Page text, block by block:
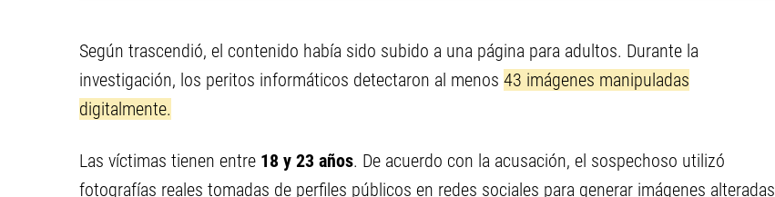
Según trascendió, el contenido había sido subido a una página para adultos. Durante la
investigación, los peritos informáticos detectaron al menos 43 imágenes manipuladas
digitalmente.
Las víctimas tienen entre 18 y 23 años. De acuerdo con la acusación, el sospechoso utilizó
fotografías reales tomadas de perfiles públicos en redes sociales para generar imágenes alteradas